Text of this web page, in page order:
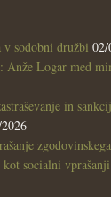
sodobni družbi
Anže Logar med
in
socialni vprašanji